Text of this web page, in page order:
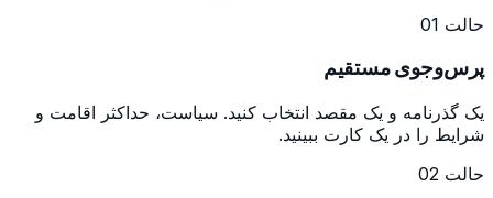
حالت 01
پرس‌وجوی مستقیم
یک گذرنامه و یک مقصد انتخاب کنید. سیاست، حداکثر اقامت و
شرایط را در یک کارت ببینید.
حالت 02